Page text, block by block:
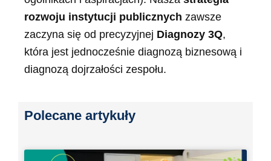
rozwoju instytucji publicznych zawsze
zaczyna się od precyzyjnej Diagnozy 3Q,
która jest jednocześnie diagnozą biznesową i
diagnozą dojrzałości zespołu.
Polecane artykuły